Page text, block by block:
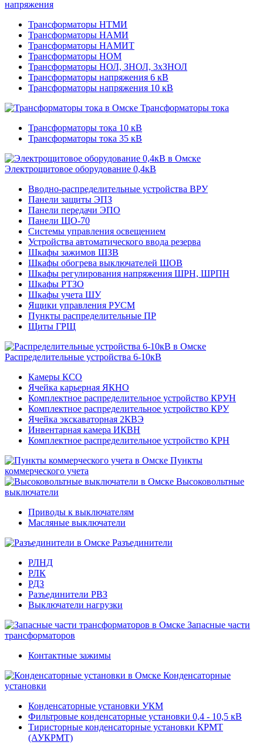
напряжения
Трансформаторы НТМИ
Трансформаторы НАМИ
Трансформаторы НАМИТ
Трансформаторы НОМ
Трансформаторы НОЛ, ЗНОЛ, 3хЗНОЛ
Трансформаторы напряжения 6 кВ
Трансформаторы напряжения 10 кВ
Трансформаторы тока
Трансформаторы тока 10 кВ
Трансформаторы тока 35 кВ
Электрощитовое оборудование 0,4кВ
Вводно-распределительные устройства ВРУ
Панели защиты ЭПЗ
Панели передачи ЭПО
Панели ЩО-70
Системы управления освещением
Устройства автоматического ввода резерва
Шкафы зажимов ШЗВ
Шкафы обогрева выключателей ШОВ
Шкафы регулирования напряжения ШРН, ШРПН
Шкафы РТЗО
Шкафы учета ШУ
Ящики управления РУСМ
Пункты распределительные ПР
Щиты ГРЩ
Распределительные устройства 6-10кВ
Камеры КСО
Ячейка карьерная ЯКНО
Комплектное распределительное устройство КРУН
Комплектное распределительное устройство КРУ
Ячейка экскаваторная 2КВЭ
Инвентарная камера ИКВН
Комплектное распределительное устройство КРН
Пункты
коммерческого учета
Высоковольтные
выключатели
Приводы к выключателям
Масляные выключатели
Разъединители
РЛНД
РЛК
РДЗ
Разъединители РВЗ
Выключатели нагрузки
Запасные части
трансформаторов
Контактные зажимы
Конденсаторные
установки
Конденсаторные установки УКМ
Фильтровые конденсаторные установки 0,4 - 10,5 кВ
Тиристорные конденсаторные установки КРМТ
(АУКРМТ)